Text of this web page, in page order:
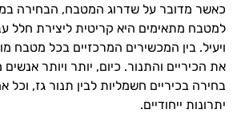
כאשר מדובר על שדרוג המטבח, הבחירה
למטבח מתאימים היא קריטית ליצירת חלל
ויעיל. בין המכשירים המרכזיים בכל מטבח
את הכיריים והתנור. כיום, יותר ויותר
בחירה בכיריים חשמליות לבין תנור גז,
יתרונות ייחודיים.